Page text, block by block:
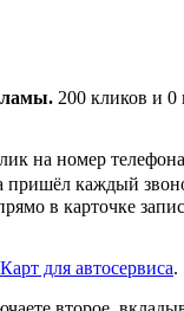
200 кликов и 0
на номер
пришёл каждый
в карточке
для автосервиса.